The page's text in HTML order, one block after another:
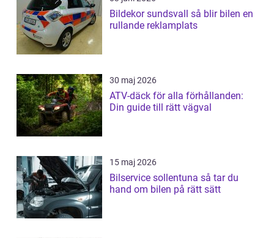
Bildekor sundsvall så blir bilen en
rullande reklamplats
30 maj 2026
ATV-däck för alla förhållanden:
Din guide till rätt vägval
15 maj 2026
Bilservice sollentuna så tar du
hand om bilen på rätt sätt